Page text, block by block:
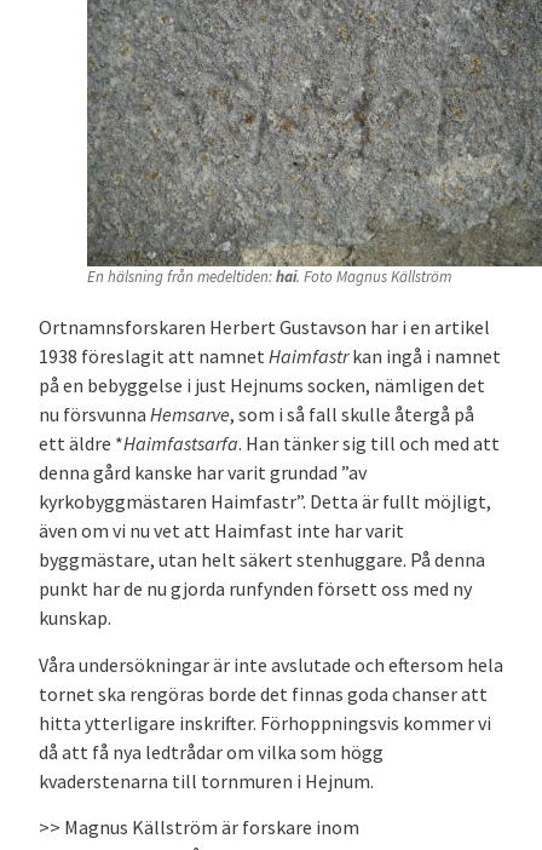
En hälsning från medeltiden:hai. Foto Magnus Källström
Ortnamnsforskaren Herbert Gustavson har i en artikel
1938 föreslagit att namnet Haimfastrkan ingå i namnet
på en bebyggelse i just Hejnums socken, nämligen det
nu försvunna Hemsarve, som i så fall skulle återgå på
ett äldre *Haimfastsarfa. Han tänker sig till och med att
denna gård kanske har varit grundad ”av
kyrkobyggmästaren Haimfastr”. Detta är fullt möjligt,
även om vi nu vet att Haimfast inte har varit
byggmästare, utan helt säkert stenhuggare. På denna
punkt har de nu gjorda runfynden försett oss med ny
kunskap.
Våra undersökningar är inte avslutade och eftersom hela
tornet ska rengöras borde det finnas goda chanser att
hitta ytterligare inskrifter. Förhoppningsvis kommer vi
då att få nya ledtrådar om vilka som högg
kvaderstenarna till tornmuren i Hejnum.
>> Magnus Källström är forskare inom